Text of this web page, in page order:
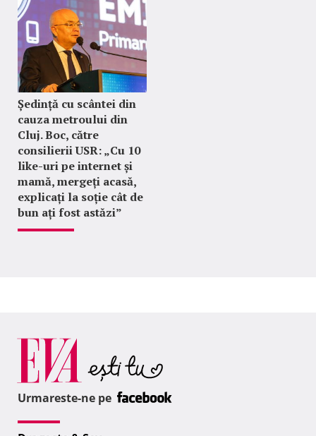
Ședință cu scântei din
cauza metroului din
Cluj. Boc, către
consilierii USR: „Cu 10
like-uri pe internet și
mamă, mergeți acasă,
explicați la soție cât de
bun ați fost astăzi”
Urmareste-ne pe